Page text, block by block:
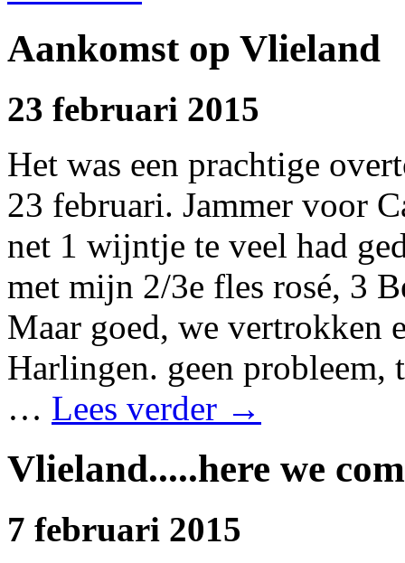
Aankomst op Vlieland
23 februari 2015
Het was een prachtige
23 februari. Jammer voor
net 1 wijntje te veel had
met mijn 2/3e fles rosé, 3
Maar goed, we vertrokken
Harlingen. geen probleem,
… Lees verder →
Vlieland.....here we
7 februari 2015